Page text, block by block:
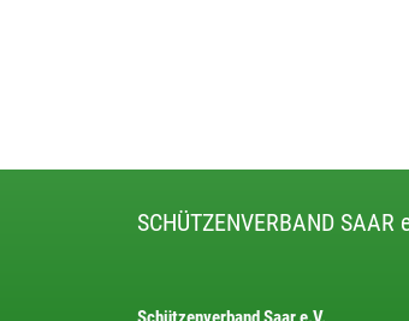
SCHÜTZENVERBAND SAAR